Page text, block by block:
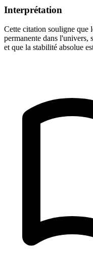
Interprétation
Cette citation souligne que
permanente dans l'univers,
et que la stabilité absolue